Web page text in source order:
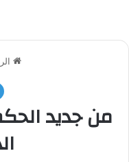
من جديد